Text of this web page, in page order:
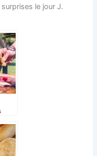
le jour J.